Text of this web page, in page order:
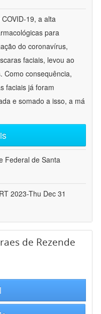
19, a alta
para
do coronavírus,
faciais, levou ao
Como consequência,
faciais já foram
e somado a isso, a má
Federal de Santa
2023-Thu Dec 31
de Rezende